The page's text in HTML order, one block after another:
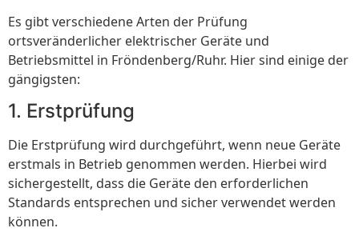
Es gibt verschiedene Arten der Prüfung
ortsveränderlicher elektrischer Geräte und
Betriebsmittel in Fröndenberg/Ruhr. Hier sind einige der
gängigsten:
1. Erstprüfung
Die Erstprüfung wird durchgeführt, wenn neue Geräte
erstmals in Betrieb genommen werden. Hierbei wird
sichergestellt, dass die Geräte den erforderlichen
Standards entsprechen und sicher verwendet werden
können.